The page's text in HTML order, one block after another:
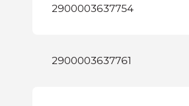
2900003637754
2900003637761